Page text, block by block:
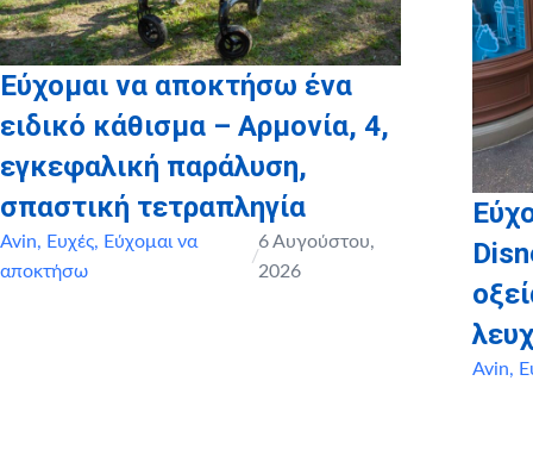
Εύχομαι να αποκτήσω ένα
ειδικό κάθισμα – Αρμονία, 4,
εγκεφαλική παράλυση,
σπαστική τετραπληγία
Avin, Ευχές, Εύχομαι να
αποκτήσω
/
6 Αυγούστου,
2026
Avin,